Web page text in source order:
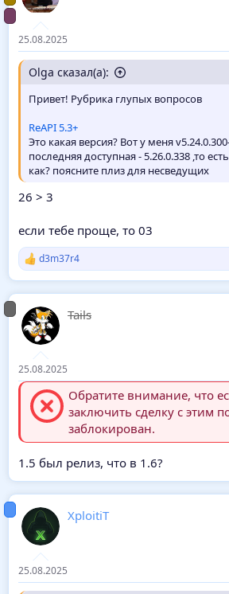
25.08.2025
Olga сказал(а):
Привет! Рубрика глупых вопросов
ReAPI 5.3+
Это какая версия? Вот у меня
последняя доступная - 5.26.0.338 ,то
как? поясните плиз для несведущих
26 > 3
если тебе проще, то 03
Р
ц
и
и
d3m37r4
Tails
25.08.2025
Обратите внимание, что
заключить сделку с этим
заблокирован.
1.5 был релиз, что в 1.6?
XploitiT
25.08.2025